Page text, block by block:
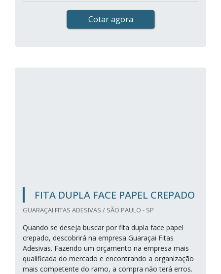
Cotar agora
FITA DUPLA FACE PAPEL CREPADO
GUARAÇAI FITAS ADESIVAS / SÃO PAULO - SP
Quando se deseja buscar por fita dupla face papel
crepado, descobrirá na empresa Guaraçai Fitas
Adesivas. Fazendo um orçamento na empresa mais
qualificada do mercado e encontrando a organização
mais competente do ramo, a compra não terá erros.